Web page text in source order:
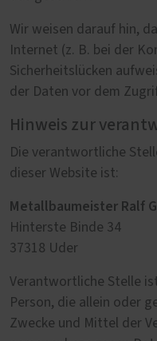
Wir weisen darauf hin,
Internet (z. B. bei der
Sicherheitslücken
der Daten vor dem
Hinweis zur
Die verantwortliche
dieser Website ist:
Metallbaumeister Ralf
Hinterste Binde 34
37318 Uder
Verantwortliche Stelle
Person, die allein oder
Zwecke und Mittel der